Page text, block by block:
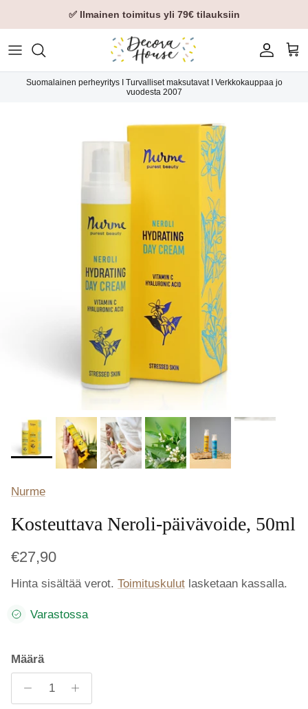
✅ Ilmainen toimitus yli 79€ tilauksiin
Tili
Suomalainen perheyritys I Turvalliset maksutavat I Verkkokauppaa jo
vuodesta 2007
Nurme
Kosteuttava Neroli-päivävoide, 50ml
€27,90
Hinta sisältää verot. Toimituskulut lasketaan kassalla.
Varastossa
Määrä